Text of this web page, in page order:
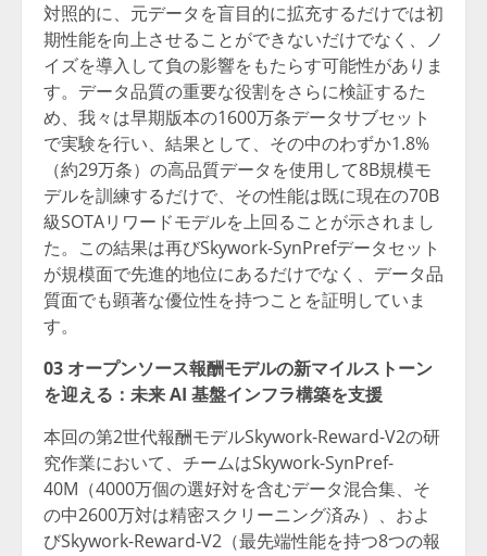
対照的に、元データを盲目的に拡充するだけでは初
期性能を向上させることができないだけでなく、ノ
イズを導入して負の影響をもたらす可能性がありま
す。データ品質の重要な役割をさらに検証するた
め、我々は早期版本の1600万条データサブセット
で実験を行い、結果として、その中のわずか1.8%
（約29万条）の高品質データを使用して8B規模モ
デルを訓練するだけで、その性能は既に現在の70B
級SOTAリワードモデルを上回ることが示されまし
た。この結果は再びSkywork-SynPrefデータセット
が規模面で先進的地位にあるだけでなく、データ品
質面でも顕著な優位性を持つことを証明していま
す。
03 オープンソース報酬モデルの新マイルストーン
を迎える：未来AI 基盤インフラ構築を支援
本回の第2世代報酬モデルSkywork-Reward-V2の研
究作業において、チームはSkywork-SynPref-
40M（4000万個の選好対を含むデータ混合集、そ
の中2600万対は精密スクリーニング済み）、およ
びSkywork-Reward-V2（最先端性能を持つ8つの報